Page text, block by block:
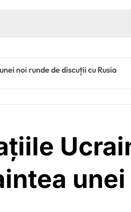
noi runde de discuții cu Rusia
unei